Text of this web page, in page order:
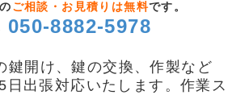
ご相談・お見積りは無料です。
050-8882-5978
鍵開け、鍵の交換、作製など
日出張対応いたします。作業ス